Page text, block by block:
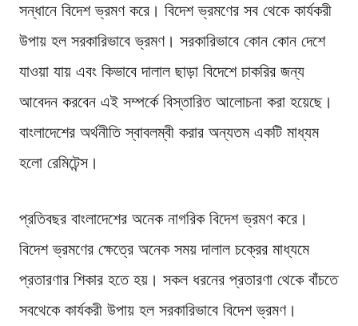
সন্ধানে বিদেশ ভ্রমণ করে। বিদেশ ভ্রমণের সব থেকে কার্যকরী
উপায় হল সরকারিভাবে ভ্রমণ। সরকারিভাবে কোন কোন দেশে
যাওয়া যায় এবং কিভাবে দালাল ছাড়া বিদেশে চাকরির জন্য
আবেদন করবেন এই সম্পর্কে বিস্তারিত আলোচনা করা হয়েছে।
বাংলাদেশের অর্থনীতি স্বাবলম্বী করার অন্যতম একটি মাধ্যম
হলো রেমিটেন্স।
প্রতিবছর বাংলাদেশের অনেক নাগরিক বিদেশ ভ্রমণ করে।
বিদেশ ভ্রমণের ক্ষেত্রে অনেক সময় দালাল চক্রের মাধ্যমে
প্রতারণার শিকার হতে হয়। সকল ধরনের প্রতারণা থেকে বাঁচতে
সবথেকে কার্যকরী উপায় হল সরকারিভাবে বিদেশ ভ্রমণ।